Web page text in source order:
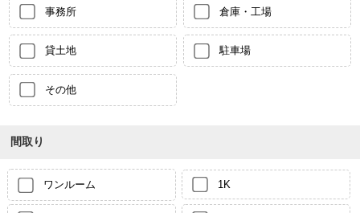
事務所 倉庫・工場
貸土地 駐車場
その他
間取り
ワンルーム 1K